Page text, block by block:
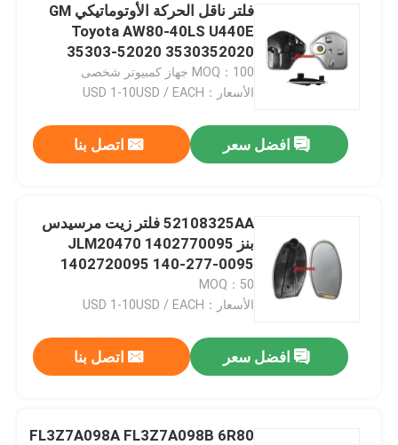
فلتر ناقل الحركة الأوتوماتيكي GM
Toyota AW80-40LS U440E
35303-52020 3530352020
MOQ：100 جهاز كمبيوتر شخصى
الأسعار：USD 1-10USD / EACH
افضل سعر اتصل بنا
52108325AA فلتر زيت مرسيدس
بنز JLM20470 1402770095
1402720095 140-277-0095
MOQ：50
الأسعار：USD 1-10USD / EACH
افضل سعر اتصل بنا
FL3Z7A098A FL3Z7A098B 6R80